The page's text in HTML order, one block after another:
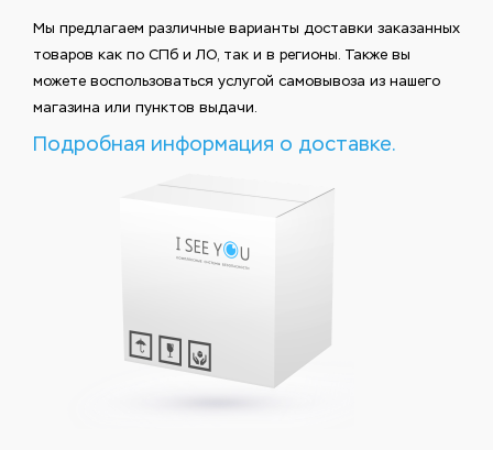
Мы предлагаем различные варианты доставки заказанных
товаров как по СПб и ЛО, так и в регионы. Также вы
можете воспользоваться услугой самовывоза из нашего
магазина или пунктов выдачи.
Подробная информация о доставке.